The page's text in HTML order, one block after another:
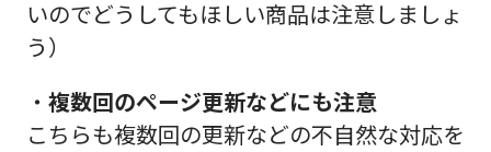
いのでどうしてもほしい商品は注意しましょ
う）
・ 複数回のページ更新などにも注意
こちらも複数回の更新などの不自然な対応を